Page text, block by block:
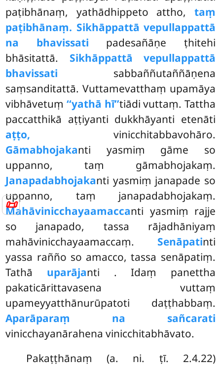
📜
paṭibhānaṃ, yathādhippeto attho, taṃ
paṭibhānaṃ. Sikhāppattā vepullappattā
na bhavissati padesañāṇe ṭhitehi
bhāsitattā. Sikhāppattā vepullappattā
bhavissati sabbaññutaññāṇena
saṃsanditattā. Vuttamevatthaṃ upamāya
vibhāvetuṃ ‘‘yathā hī’’tiādi vuttaṃ. Tattha
paccatthikā aṭṭiyanti dukkhāyanti etenāti
aṭṭo, vinicchitabbavohāro.
Gāmabhojakanti yasmiṃ gāme so
uppanno, taṃ gāmabhojakaṃ.
Janapadabhojakanti yasmiṃ janapade so
uppanno, taṃ janapadabhojakaṃ.
Mahāvinicchayaamaccanti yasmiṃ rajje
so janapado, tassa rājadhāniyaṃ
mahāvinicchayaamaccaṃ. Senāpatinti
yassa rañño so amacco, tassa senāpatiṃ.
Tathā uparājanti . Idaṃ panettha
pakaticārittavasena vuttaṃ
upameyyatthānurūpatoti daṭṭhabbaṃ.
Aparāparaṃ na sañcarati
vinicchayanārahena vinicchitabhāvato.
Pakaṭṭhānaṃ(a. ni. ṭī. 2.4.22)